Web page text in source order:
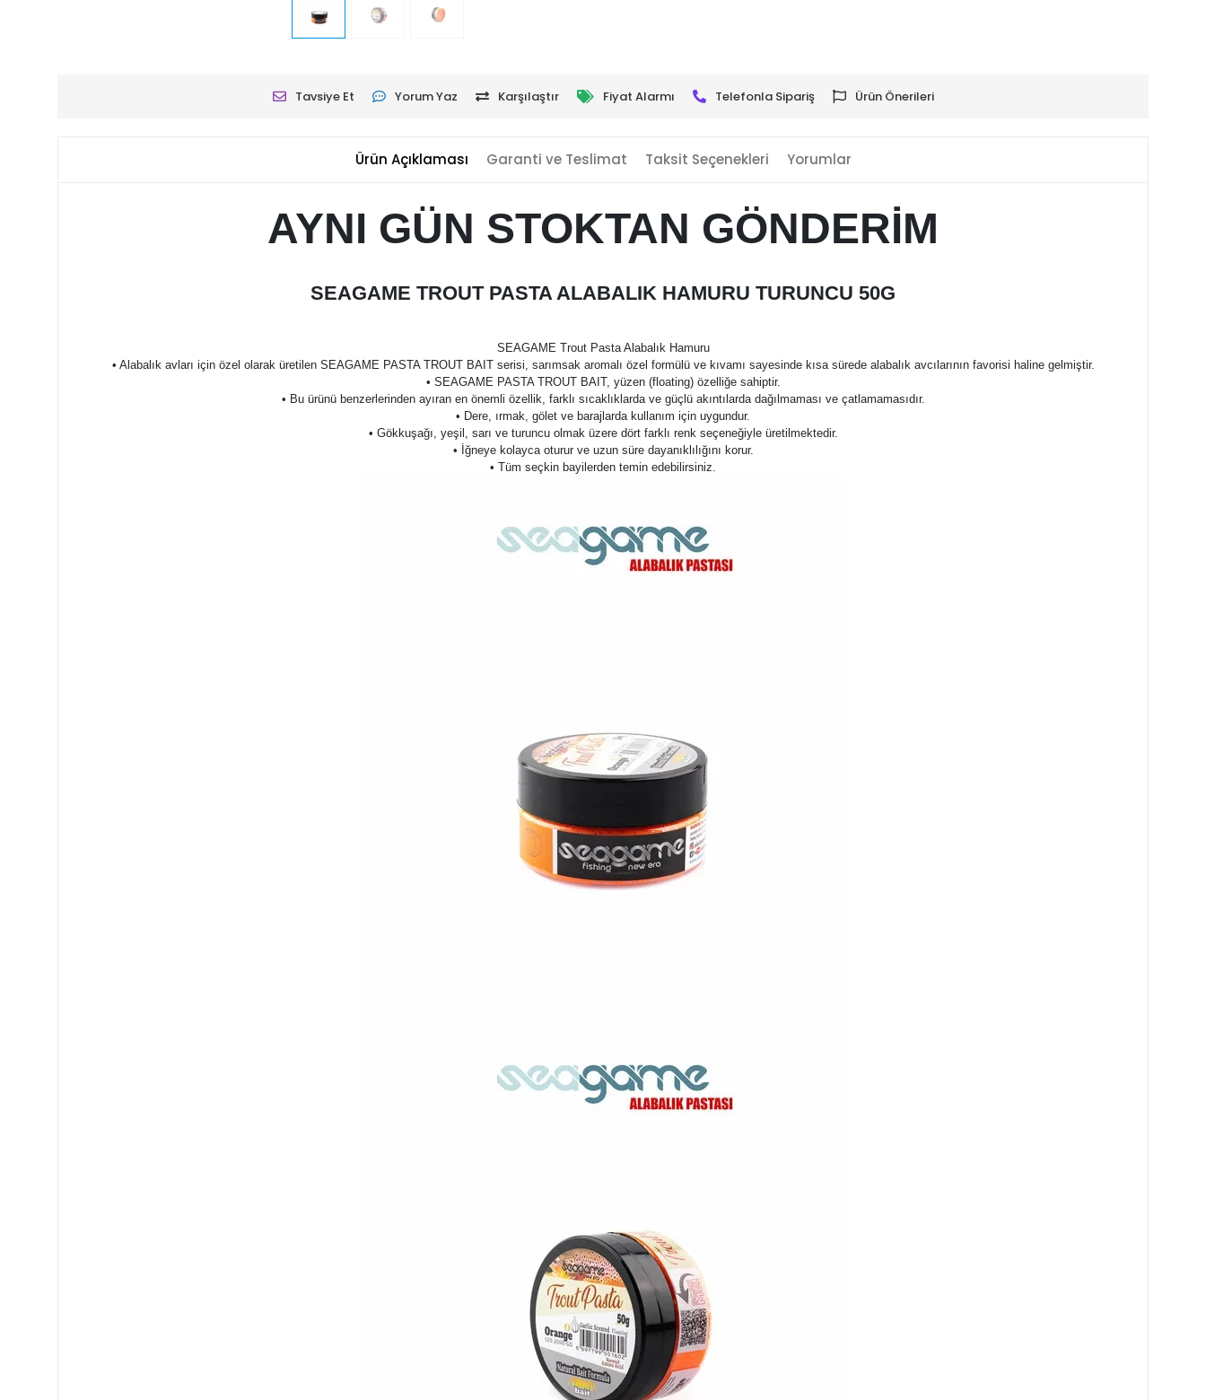
Tavsiye Et Yorum Yaz Karşılaştır Fiyat Alarmı Telefonla Sipariş Ürün Önerileri
Ürün Açıklaması Garanti ve Teslimat Taksit Seçenekleri Yorumlar
AYNI GÜN STOKTAN GÖNDERİM
SEAGAME TROUT PASTA ALABALIK HAMURU TURUNCU 50G
SEAGAME Trout Pasta Alabalık Hamuru
• Alabalık avları için özel olarak üretilen SEAGAME PASTA TROUT BAIT serisi, sarımsak aromalı özel formülü ve kıvamı sayesinde kısa sürede alabalık avcılarının favorisi haline gelmiştir.
• SEAGAME PASTA TROUT BAIT, yüzen (floating) özelliğe sahiptir.
• Bu ürünü benzerlerinden ayıran en önemli özellik, farklı sıcaklıklarda ve güçlü akıntılarda dağılmaması ve çatlamamasıdır.
• Dere, ırmak, gölet ve barajlarda kullanım için uygundur.
• Gökkuşağı, yeşil, sarı ve turuncu olmak üzere dört farklı renk seçeneğiyle üretilmektedir.
• İğneye kolayca oturur ve uzun süre dayanıklılığını korur.
• Tüm seçkin bayilerden temin edebilirsiniz.